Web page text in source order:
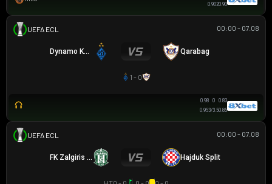
0.8820.93
00:00 - 07.08
Dynamo Kyiv Qarabag
1 - 0
0.98 0
0.83
1.003/3.50.80
00:00 - 07.08
FK Zalgiris Vilnius Hajduk Split